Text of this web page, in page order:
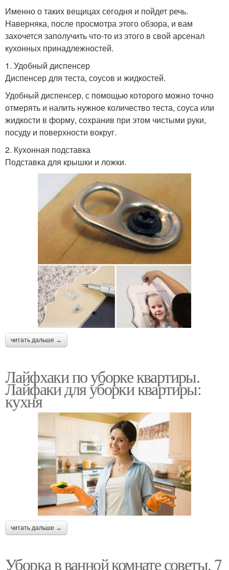
Именно о таких вещицах сегодня и пойдет речь.
Наверняка, после просмотра этого обзора, и вам
захочется заполучить что-то из этого в свой арсенал
кухонных принадлежностей.
1. Удобный диспенсер
Диспенсер для теста, соусов и жидкостей.
Удобный диспенсер, с помощью которого можно точно
отмерять и налить нужное количество теста, соуса или
жидкости в форму, сохранив при этом чистыми руки,
посуду и поверхности вокруг.
2. Кухонная подставка
Подставка для крышки и ложки.
читать дальше →
Лайфхаки по уборке квартиры.
Лайфаки для уборки квартиры:
кухня
читать дальше →
Уборка в ванной комнате советы. 7